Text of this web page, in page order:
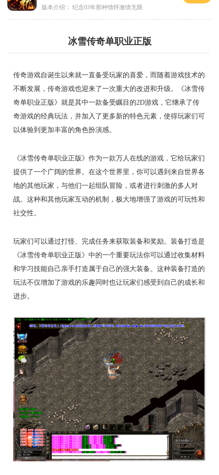
版本介绍： 纪念03年那种情怀激情无限
冰雪传奇单职业正版
传奇游戏自诞生以来就一直备受玩家的喜爱，而随着游戏技术的
不断发展，传奇游戏也迎来了一次重大的改进和升级。《冰雪传
奇单职业正版》就是其中一款备受瞩目的2D游戏，它继承了传
奇游戏的经典玩法，并加入了更多新的特色元素，使得玩家们可
以体验到更加丰富的角色扮演感。
《冰雪传奇单职业正版》作为一款万人在线的游戏，它给玩家们
提供了一个广阔的世界。在这个世界里，你可以遇到来自世界各
地的其他玩家，与他们一起组队冒险，或者进行刺激的多人对
战。这种和其他玩家互动的机制，极大地增强了游戏的可玩性和
社交性。
玩家们可以通过打怪、完成任务来获取装备和奖励。装备打造是
《冰雪传奇单职业正版》中的一个重要玩法你可以通过收集材料
和学习技能自己亲手打造属于自己的强大装备。这种装备打造的
玩法不仅增加了游戏的乐趣同时也让玩家们感受到自己的成长和
进步。